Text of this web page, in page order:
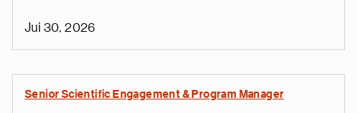
Jui 30, 2026
Senior Scientific Engagement & Program Manager